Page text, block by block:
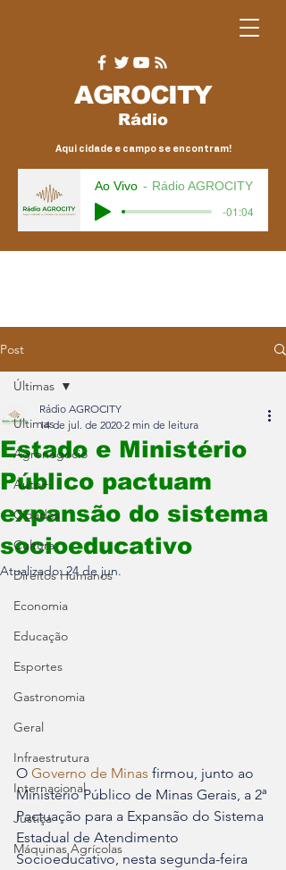
AGROCITY
Rádio
Aqui cidade e campo se encontram!
Ao Vivo Rádio AGROCITY
-01:04
Post
Últimas
Agronegócio
Auto+
Cidades
Cultura
Direitos Humanos
Economia
Educação
Esportes
Gastronomia
Geral
Infraestrutura
Internacional
Justiça
Máquinas Agrícolas
Últimas
Estado e Ministério
Público pactuam
expansão do sistema
socioeducativo
Rádio AGROCITY
14 de jul. de 2020 2 min de leitura
Atualizado:24 de jun.
O Governo de Minas firmou, junto ao
Ministério Público de Minas Gerais, a 2ª
Pactuação para a Expansão do Sistema
Estadual de Atendimento
Socioeducativo, nesta segunda-feira